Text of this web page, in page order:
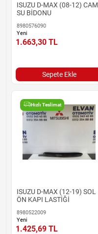
ISUZU D-MAX (08-12) CAM
SU BİDONU
8980576090
Yeni
1.663,30 TL
Sepete Ekle
Hızlı Teslimat
ISUZU D-MAX (12-19) SOL
ÖN KAPI LASTİĞİ
8980522009
Yeni
1.425,69 TL